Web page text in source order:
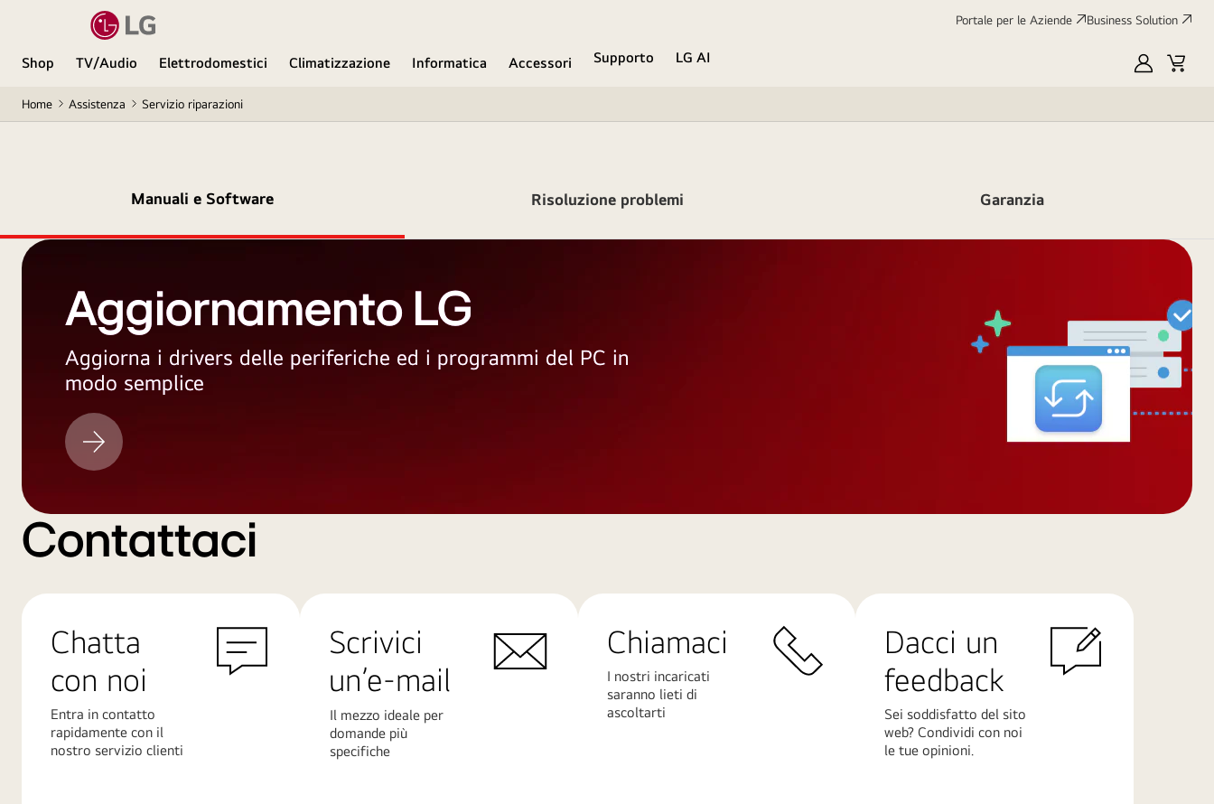
Portale per le Aziende Business Solution
Shop TV/Audio Elettrodomestici Climatizzazione Informatica Accessori Supporto
LG AI
My
Cart
Home Assistenza Servizio riparazioni
Manuali e Software Risoluzione problemi Garanzia
Aggiornamento LG
Aggiorna i drivers delle periferiche ed i programmi del PC in
modo semplice
Aggiornamento
LG
Contattaci
Chatta
con noi
Entra in contatto
rapidamente con il
nostro servizio clienti
Scrivici
un’e-mail
Il mezzo ideale per
domande più
specifiche
Chiamaci
I nostri incaricati
saranno lieti di
ascoltarti
Dacci un
feedback
Sei soddisfatto del sito
web? Condividi con noi
le tue opinioni.